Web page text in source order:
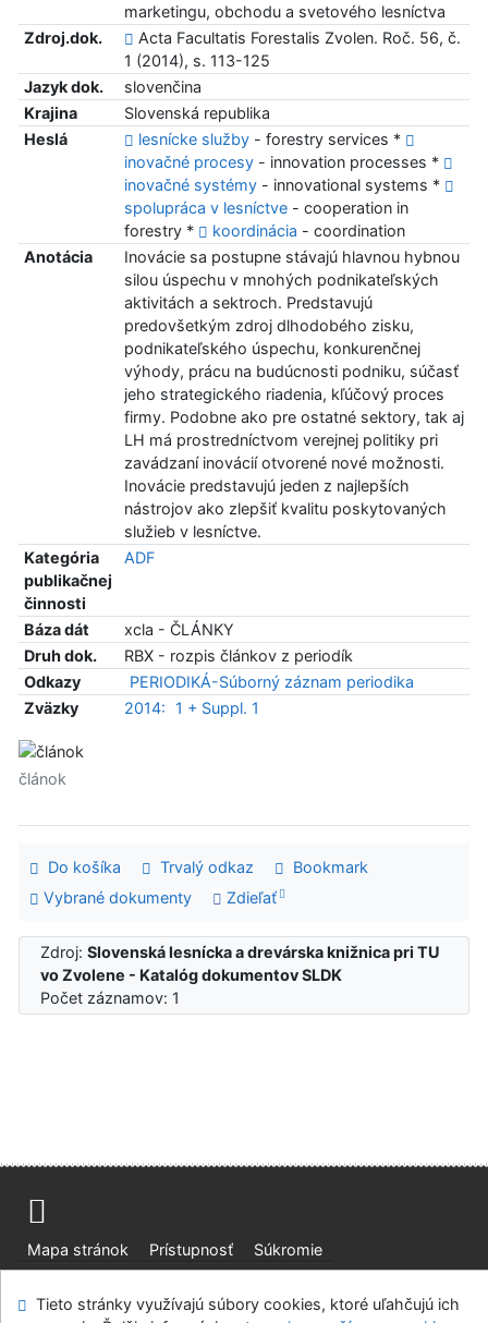
marketingu, obchodu a svetového lesníctva
Zdroj.dok.
Acta Facultatis Forestalis Zvolen. Roč. 56, č.
1 (2014), s. 113-125
Jazyk dok.
slovenčina
Krajina
Slovenská republika
Heslá
lesnícke služby- forestry services *
inovačné procesy- innovation processes *
inovačné systémy- innovational systems *
spolupráca v lesníctve- cooperation in
forestry *
koordinácia - coordination
Anotácia
Inovácie sa postupne stávajú hlavnou hybnou
silou úspechu v mnohých podnikateľských
aktivitách a sektroch. Predstavujú
predovšetkým zdroj dlhodobého zisku,
podnikateľského úspechu, konkurenčnej
výhody, prácu na budúcnosti podniku, súčasť
jeho strategického riadenia, kľúčový proces
firmy. Podobne ako pre ostatné sektory, tak aj
LH má prostredníctvom verejnej politiky pri
zavádzaní inovácií otvorené nové možnosti.
Inovácie predstavujú jeden z najlepších
nástrojov ako zlepšiť kvalitu poskytovaných
služieb v lesníctve.
Kategória
publikačnej
činnosti
ADF
Báza dát
xcla - ČLÁNKY
Druh dok.
RBX - rozpis článkov z periodík
Odkazy
PERIODIKÁ-Súborný záznam periodika
Zväzky
2014: 1 + Suppl. 1
článok
Do košíka Trvalý odkaz
Bookmark
Vybrané dokumenty
Zdieľať
Zdroj:Slovenská lesnícka a drevárska knižnica pri TU
vo Zvolene - Katalóg dokumentov SLDK
Počet záznamov: 1
Mapa stránok Prístupnosť
Súkromie
Tieto stránky využívajú súbory cookies, ktoré uľahčujú ich